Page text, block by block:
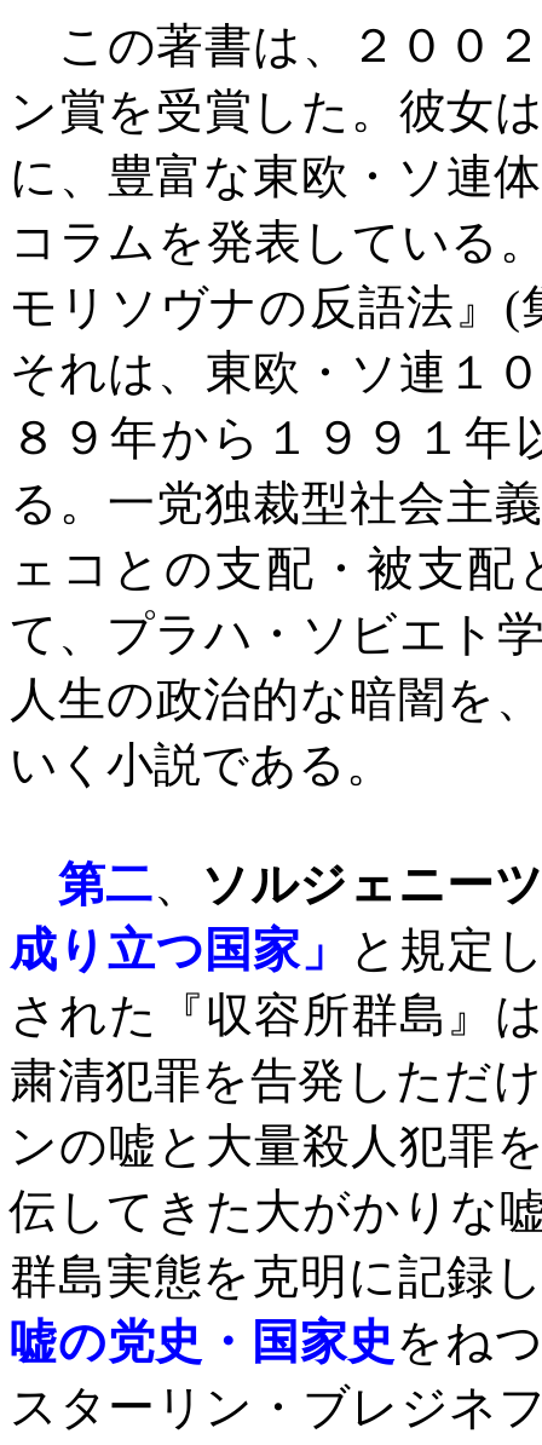
この著書は、２００
ン賞を受賞した。彼女
に、豊富な東欧・ソ連
コラムを発表している
モリソヴナの反語法』 (
それは、東欧・ソ連１
８９年から１９９１
る。一党独裁型社会主
ェコとの支配・被支
て、プラハ・ソビエト
人生の政治的な暗闇を
いく小説である。
第二、 ソルジェニー
成り立つ国家」
と規定
された『収容所群島』
粛清犯罪を告発しただ
ンの嘘と大量殺人犯罪
伝してきた大がかりな
群島実態を克明に記録
嘘の党史・国家史 をね
スターリン・ブレジネ